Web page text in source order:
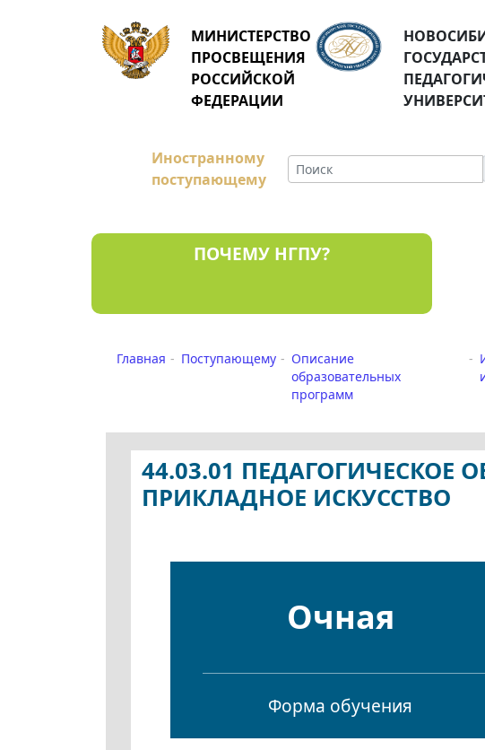
МИНИСТЕРСТВО
ПРОСВЕЩЕНИЯ
РОССИЙСКОЙ
ФЕДЕРАЦИИ
Иностранному
поступающему
ПОЧЕМУ НГПУ?
Главная Поступающему
Описание
образовательных
программ
44.03.01 ПЕДАГОГИЧЕСКОЕ
ПРИКЛАДНОЕ ИСКУССТВО
Очная
Форма обучения